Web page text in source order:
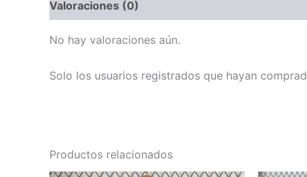
Valoraciones (0)
No hay valoraciones aún.
Solo los usuarios registrados que hayan
Productos relacionados